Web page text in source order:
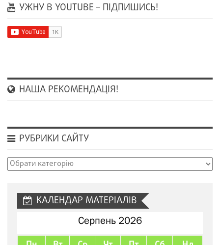
УЖНУ В YOUTUBE – ПІДПИШИСЬ!
НАША РЕКОМЕНДАЦІЯ!
РУБРИКИ САЙТУ
Рубрики
КАЛЕНДАР МАТЕРІАЛІВ
Серпень 2026